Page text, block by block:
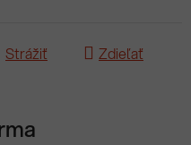
Strážiť Zdieľať